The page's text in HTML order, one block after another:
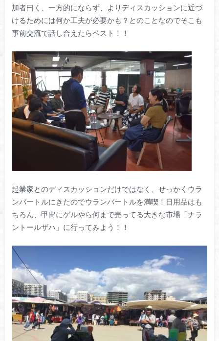
加者曰く、一方的にならず、よりディスカッションに近づ
けるためには何か工夫が必要かも？とのことなのでそこも
事前交流で話し合えたらベスト！！
起業家とのディスカッションだけではなく、せっかくウラ
ンバートルにきたのでウランバートルを満喫！日用品はも
ちろん、甲冑にゲルやら何まで売ってる大きな市場「ナラ
ントールザハ」に行ってみよう！！